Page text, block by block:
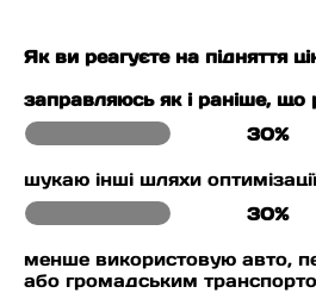
Як ви реагуєте на підняття
заправляюсь як і раніше, що
30%
шукаю інші шляхи
30%
менше використовую авто,
або громадським